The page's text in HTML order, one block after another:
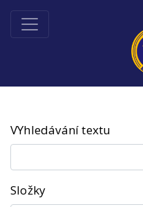
VYhledávání textu
Složky